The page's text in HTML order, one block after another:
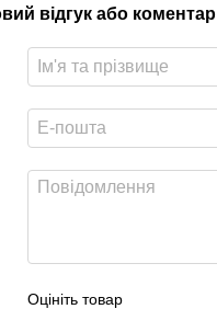
відгук або коментар
Оцініть товар